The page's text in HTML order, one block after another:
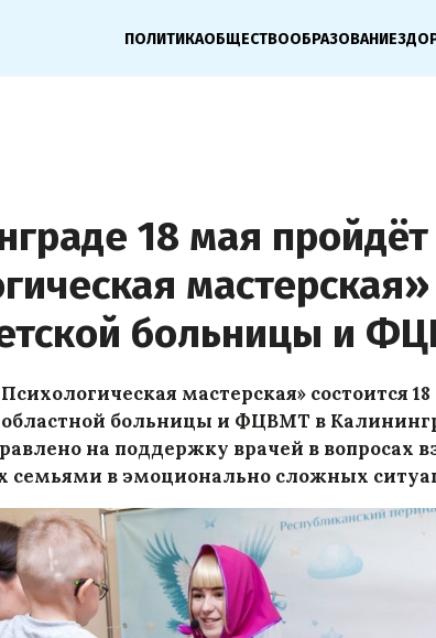
ПОЛИТИКАОБЩЕСТВООБРАЗОВАНИЕ
18 мая пройдёт
больницы и
мастерская» состоится
больницы и ФЦВМТ в
на поддержку врачей в вопросах
семьями в эмоционально сложных